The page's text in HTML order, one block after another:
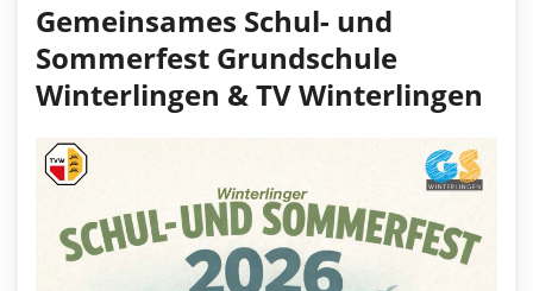
Gemeinsames Schul- und
Sommerfest Grundschule
Winterlingen & TV Winterlingen